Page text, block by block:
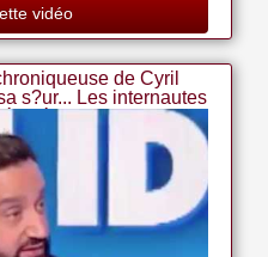
vidéo
de Cyril
s?ur... Les internautes
épatés !